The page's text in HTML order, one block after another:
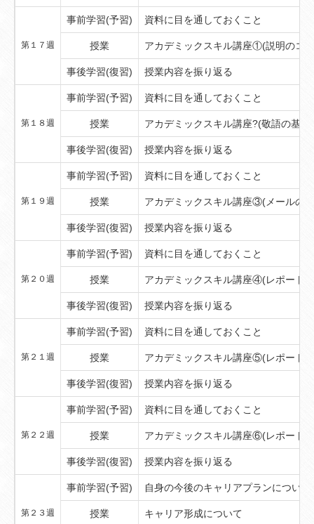
第１７週
事前学習(予習) 資料に目を通しておくこと
授業 アカデミックスキル講座①(説明のコ
事後学習(復習) 授業内容を振り返る
第１８週
事前学習(予習) 資料に目を通しておくこと
授業 アカデミックスキル講座?(敬語の基礎)
事後学習(復習) 授業内容を振り返る
第１９週
事前学習(予習) 資料に目を通しておくこと
授業 アカデミックスキル講座③(メールの
事後学習(復習) 授業内容を振り返る
第２０週
事前学習(予習) 資料に目を通しておくこと
授業 アカデミックスキル講座④(レポート
事後学習(復習) 授業内容を振り返る
第２１週
事前学習(予習) 資料に目を通しておくこと
授業 アカデミックスキル講座⑤(レポート
事後学習(復習) 授業内容を振り返る
第２２週
事前学習(予習) 資料に目を通しておくこと
授業 アカデミックスキル講座⑥(レポート
事後学習(復習) 授業内容を振り返る
第２３週
事前学習(予習) 自身の今後のキャリアプランについ
授業 キャリア形成について